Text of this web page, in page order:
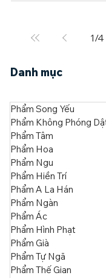
đề cập đến Trưởng
1/4
Danh mục
Phẩm Song Yếu
Phẩm Không Phóng Dật
Phẩm Tâm
Phẩm Hoa
Phẩm Ngu
Phẩm Hiền Trí
Phẩm A La Hán